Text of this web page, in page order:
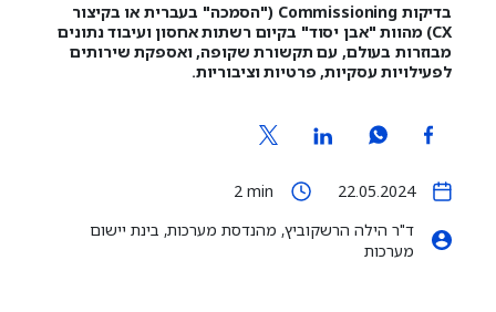
בדיקות Commissioning ("הסמכה" בעברית או בקיצור
CX) מהוות "אבן יסוד" בקיום רשתות אחסון ועיבוד נתונים
מבוזרות בעולם, עם תקשורת שקופה, ואספקת שירותים
לפעילויות עסקיות, פרטיות וציבוריות.
22.05.2024
2 min
ד"ר הילה הרשקוביץ, מהנדסת מערכות, בינת יישום
מערכות